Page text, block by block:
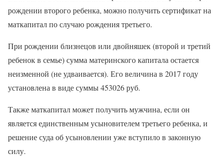
рождении второго ребенка, можно получить сертификат на
маткапитал по случаю рождения третьего.
При рождении близнецов или двойняшек (второй и третий
ребенок в семье) сумма материнского капитала остается
неизменной (не удваивается). Его величина в 2017 году
установлена в виде суммы 453026 руб.
Также маткапитал может получить мужчина, если он
является единственным усыновителем третьего ребенка, и
решение суда об усыновлении уже вступило в законную
силу.